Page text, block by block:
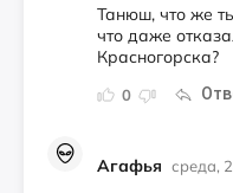
0
Танюш, что же
что даже
Красногорска?
Агафья среда,